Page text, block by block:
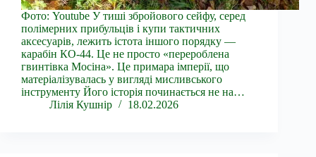
Фото: Youtube У тиші збройового сейфу, серед
полімерних прибульців і купи тактичних
аксесуарів, лежить істота іншого порядку —
карабін КО-44. Це не просто «перероблена
гвинтівка Мосіна». Це примара імперії, що
матеріалізувалась у вигляді мисливського
інструменту Його історія починається не на…
Лілія Кушнір
18.02.2026